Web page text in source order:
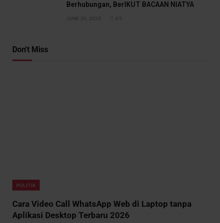
Berhubungan, BerIKUT BACAAN NIATYA
JUNE 20, 2025 85
Don't Miss
POLITIK
Cara Video Call WhatsApp Web di Laptop tanpa
Aplikasi Desktop Terbaru 2026